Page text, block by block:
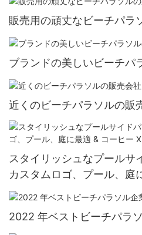
販売用の頑丈なビーチパラ
ブランドの美しいビーチパ
近くのビーチパラソルの販
スタイリッシュなプールサ
カスタムロゴ、プール、庭
U036
2022 年ベストビーチパラ